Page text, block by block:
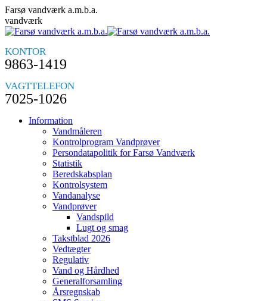
Skip
to
content
Farsø vandværk a.m.b.a.
vandværk
KONTOR
9863-1419
VAGTTELEFON
7025-1026
Information
Vandmåleren
Kontrolprogram Vandprøver
Persondatapolitik for Farsø Vandværk
Statistik
Beredskabsplan
Kontrolsystem
Vandanalyse
Vandprøver
Vandspild
Lugt og smag
Takstblad 2026
Vedtægter
Regulativ
Vand og Hårdhed
Generalforsamling
Årsregnskab